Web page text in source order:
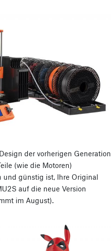
der vorherigen Generation
(wie die Motoren)
und günstig ist, Ihre Original
auf die neue Version
im August).